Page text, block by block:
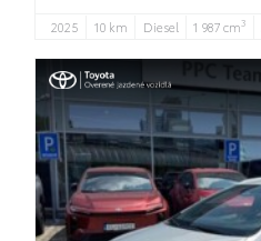
2025 10 km Diesel 1 987 cm3